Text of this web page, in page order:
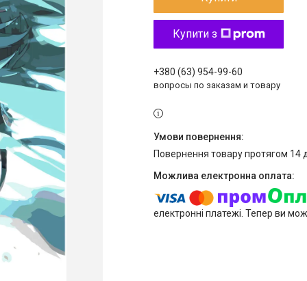
Купити з
+380 (63) 954-99-60
вопросы по заказам и товару
повернення товару протягом 14
електронні платежі. Тепер ви